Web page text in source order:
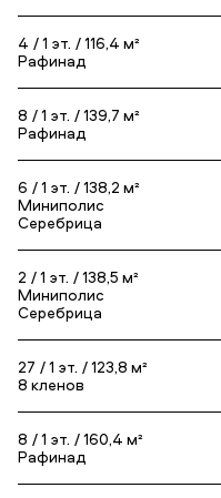
4
Рафинад
1 116,4 м²
8
Рафинад
1 139,7 м²
6
Миниполис
Серебрица
1 138,2 м²
2
Миниполис
Серебрица
1 138,5 м²
27
8 кленов
1 123,8 м²
8
Рафинад
1 160,4 м²